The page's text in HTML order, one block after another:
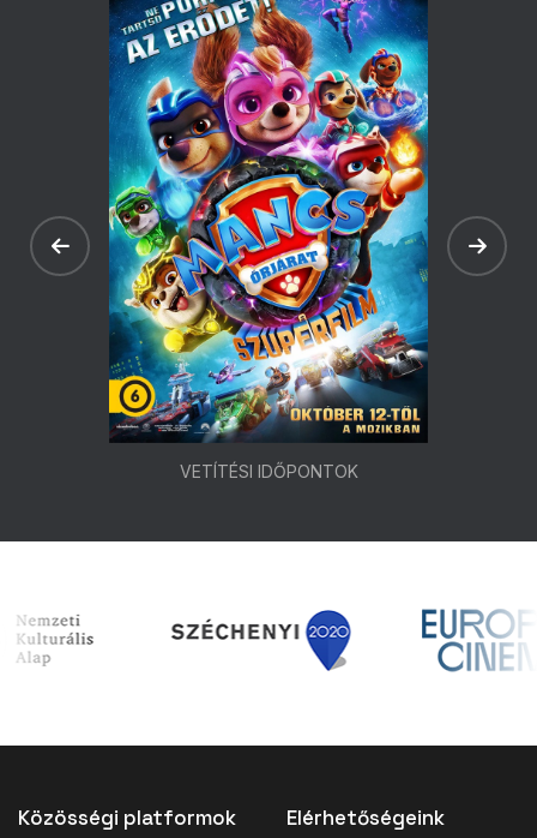
VETÍTÉSI IDŐPONTOK
Közösségi platformok Elérhetőségeink